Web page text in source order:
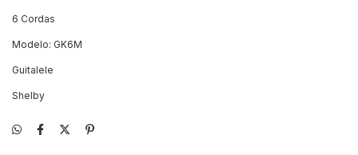
6 Cordas
Modelo: GK6M
Guitalele
Shelby